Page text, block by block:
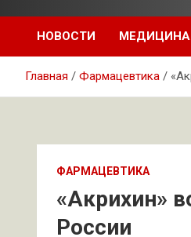
НОВОСТИ МЕДИЦИНА
Главная Фармацевтика
ФАРМАЦЕВТИКА
«Акрихин»
России